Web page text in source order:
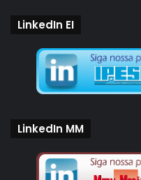
LinkedIn EI
LinkedIn MM